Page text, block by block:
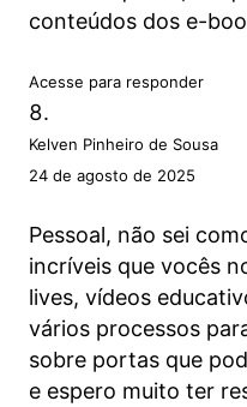
conteúdos dos e-
Acesse para responder
Kelven Pinheiro de Sousa
24 de agosto de 2025
Pessoal, não sei
incríveis que vocês
lives, vídeos
vários processos
sobre portas que
e espero muito ter